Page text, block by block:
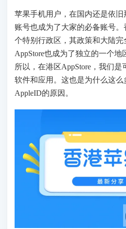
苹果手机用户，在国内还是依
账号也成为了大家的必备账号
个特别行政区，其政策和大陆完
AppStore也成为了独立的一个地
所以，在港区AppStore，我们
软件和应用。这也是为什么这么
AppleID的原因。